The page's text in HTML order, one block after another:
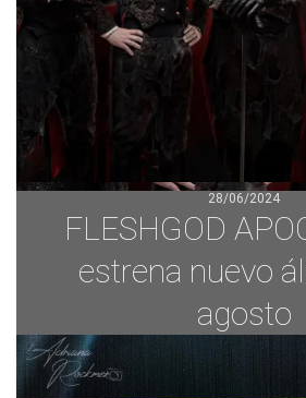
28/06/2024
FLESHGOD
estrena nuevo
agosto